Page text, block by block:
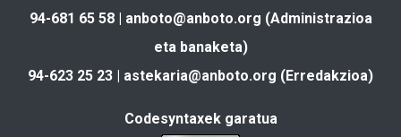
94-681 65 58 | anboto@anboto.org (Administrazioa
eta banaketa)
94-623 25 23 | astekaria@anboto.org (Erredakzioa)
Codesyntaxek garatua